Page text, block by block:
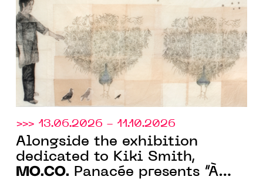
peau”
>>> 13.06.2026 - 11.10.2026
Alongside the exhibition
dedicated to Kiki Smith,
MO.CO. Panacée presents “À